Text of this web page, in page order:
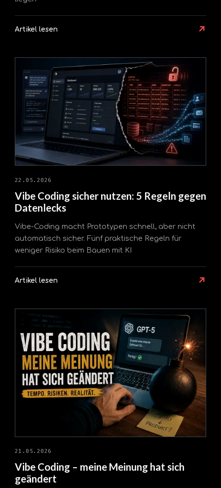
Artikel lesen ↗
22.05.2026
Vibe Coding sicher nutzen: 5 Regeln gegen
Datenlecks
Vibe-Coding macht Prototypen schnell, aber nicht
automatisch sicher. Fünf praktische Regeln für
weniger Risiko beim Bauen mit KI
Artikel lesen ↗
21.05.2026
Vibe Coding – meine Meinung hat sich
geändert